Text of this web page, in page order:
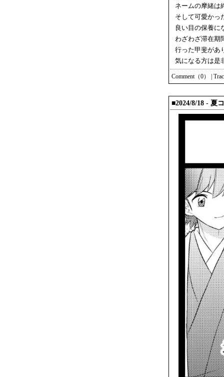
ネームの摩緒は
そして可愛かっ
良い目の保養に
わざわざ滞在期
行った甲斐があ
気になる方は是
Comment（0）
■2024/8/18 - 夏